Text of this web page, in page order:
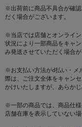
※出荷前に商品不具合が確
だく場合がございます。
※当店では店舗とオンライ
状況により一部商品をキャ
み発送させていただく場合が
※お支払い方法がd払い・メ
際は、ご注文全体をキャン
かけいたしますが、あらかじ
※一部の商品では、商品仕様
店舗在庫を表示していない